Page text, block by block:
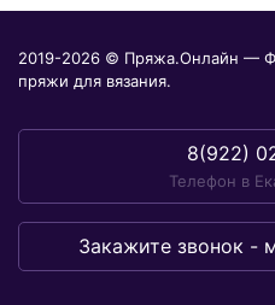
2019-2026 © Пряжа.Онлайн —
пряжи для вязания.
8(922)
Телефон в
Закажите звонок -